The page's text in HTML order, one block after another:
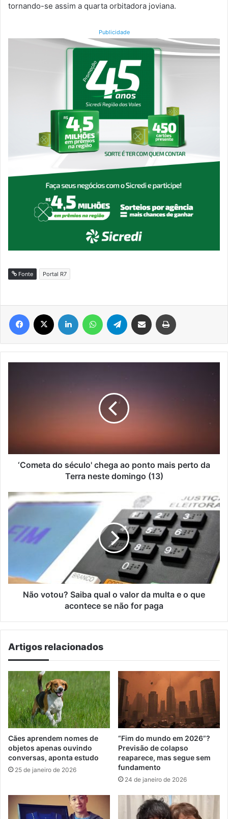
tornando-se assim a quarta orbitadora joviana.
Publicidade
Fonte Portal R7
Facebook Linkedin WhatsAppTelegram Compartilhar via e-mail
da
Terra
(13)
‘Cometa do século' chega ao ponto mais perto da
Terra neste domingo (13)
Não
votou?
qual
e
for
Não votou? Saiba qual o valor da multa e o que
acontece se não for paga
Artigos relacionados
Cães aprendem nomes de
objetos apenas ouvindo
conversas, aponta estudo
25 de janeiro de 2026
“Fim do mundo em 2026”?
Previsão de colapso
reaparece, mas segue sem
fundamento
24 de janeiro de 2026